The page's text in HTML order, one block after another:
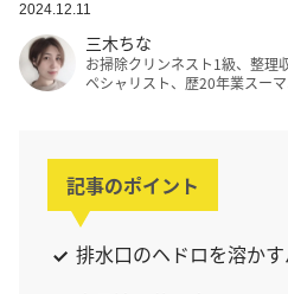
2024.12.11
三木ちな
お掃除クリンネスト1級、整理
ペシャリスト、歴20年業スー
記事のポイント
排水口のヘドロを溶か